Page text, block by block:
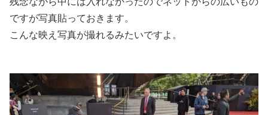
ですが写真貼っておきます。
こんな映え写真が撮れるみたいですよ。